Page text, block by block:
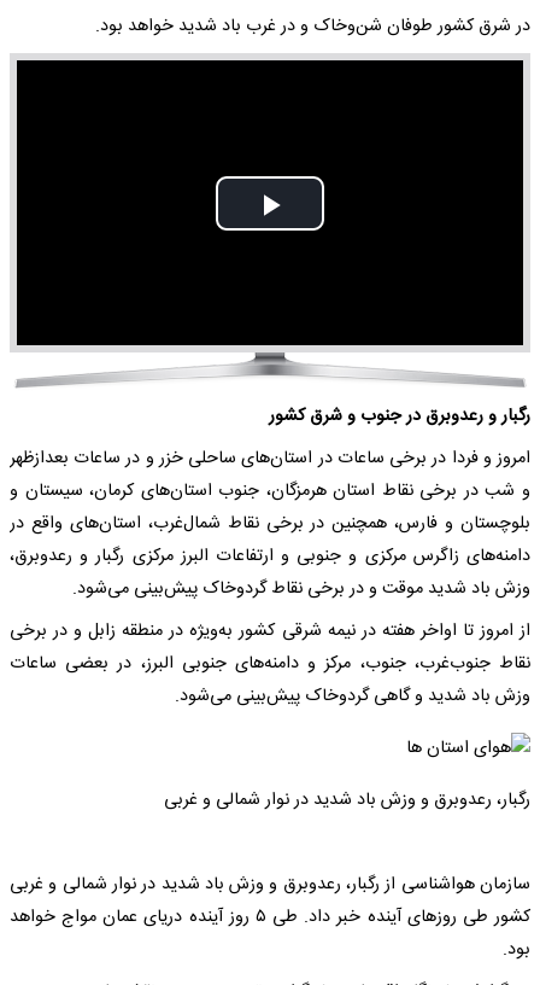
در شرق کشور طوفان شن‌وخاک و در غرب باد شدید خواهد بود.
Play
رگبار و رعدوبرق در جنوب و شرق کشور
امروز و فردا در برخی ساعات در استان‌های ساحلی خزر و در ساعات بعدازظهر
و شب در برخی نقاط استان هرمزگان، جنوب استان‌های کرمان، سیستان و
بلوچستان و فارس، همچنین در برخی نقاط شمال‌غرب، استان‌های واقع در
دامنه‌های زاگرس مرکزی و جنوبی و ارتفاعات البرز مرکزی رگبار و رعدوبرق،
وزش باد شدید موقت و در برخی نقاط گردوخاک پیش‌بینی می‌شود.
از امروز تا اواخر هفته در نیمه شرقی کشور به‌ویژه در منطقه زابل و در برخی
نقاط جنوب‌غرب، جنوب، مرکز و دامنه‌های جنوبی البرز، در بعضی ساعات
وزش باد شدید و گاهی گردوخاک پیش‌بینی می‌شود.
رگبار، رعدوبرق و وزش باد شدید در نوار شمالی و غربی
سازمان هواشناسی از رگبار، رعدوبرق و وزش باد شدید در نوار شمالی و غربی
کشور طی روزهای آینده خبر داد. طی ۵ روز آینده دریای عمان مواج خواهد
بود.